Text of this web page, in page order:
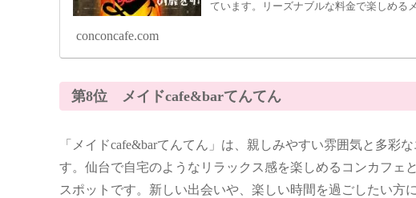
ています。リーズナブルな料金で楽しめる
conconcafe.com
第8位 メイドcafe&barてんてん
「メイドcafe&barてんてん」は、親しみやすい雰囲気と多彩
す。仙台で自宅のようなリラックス感を楽しめるコンカフェ
スポットです。新しい出会いや、楽しい時間を過ごしたい方